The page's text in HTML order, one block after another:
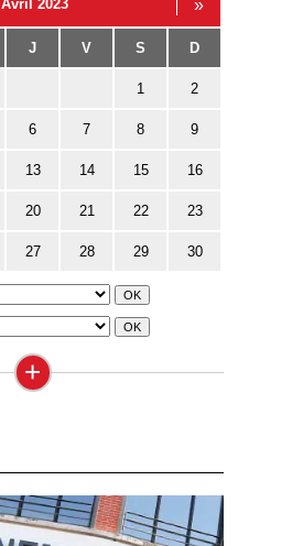
Avril 2023 »
J V S D
1 2
6 7 8 9
13 14 15 16
20 21 22 23
27 28 29 30
+